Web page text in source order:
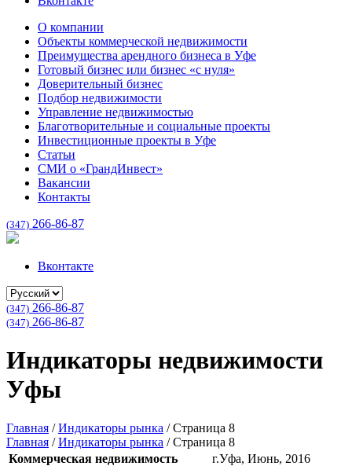
О компании
Объекты коммерческой недвижимости
Преимущества арендного бизнеса в Уфе
Готовый бизнес или бизнес «с нуля»
Доверительный бизнес
Подбор недвижимости
Управление недвижимостью
Благотворительные и социальные проекты
Инвестиционные проекты в Уфе
Статьи
СМИ о «ГрандИнвест»
Вакансии
Контакты
(347) 266-86-87
Вконтакте
(347) 266-86-87
(347) 266-86-87
Индикаторы недвижимости
Уфы
Главная /Индикаторы рынка /Страница 8
Главная /Индикаторы рынка /Страница 8
Коммерческая недвижимость
г.Уфа, Июнь, 2016